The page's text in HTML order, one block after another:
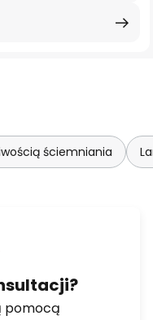
ściemniania
pomocą